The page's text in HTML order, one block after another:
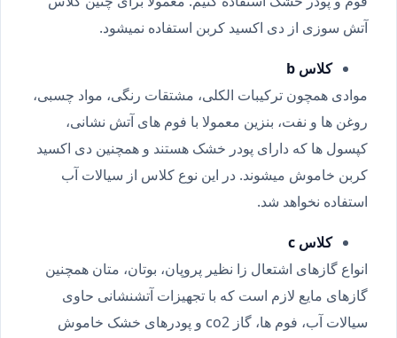
آتش سوزی از دی اکسید کربن استفاده نمیشود.
کلاس b
موادی همچون ترکیبات الکلی، مشتقات رنگی، مواد چسبی،
روغن ها و نفت، بنزین معمولا با فوم های آتش نشانی،
کپسول ها که دارای پودر خشک هستند و همچنین دی اکسید
کربن خاموش میشوند. در این نوع کلاس از سیالات آب
استفاده نخواهد شد.
کلاس c
انواع گازهای اشتعال زا نظیر پروپان، بوتان، متان همچنین
گازهای مایع لازم است که با تجهیزات آتشنشانی حاوی
سیالات آب، فوم ها، گاز co2 و پودرهای خشک خاموش